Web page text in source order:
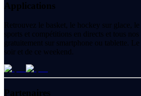
Applications
Retrouvez le basket, le hockey sur glace,
sports et compétitions en directs et tous
gratuitement sur smartphone ou tablette.
soir et de ce weekend.
Partenaires